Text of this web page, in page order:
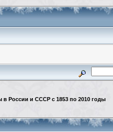
в России и СССР с 1853 по 2010 годы